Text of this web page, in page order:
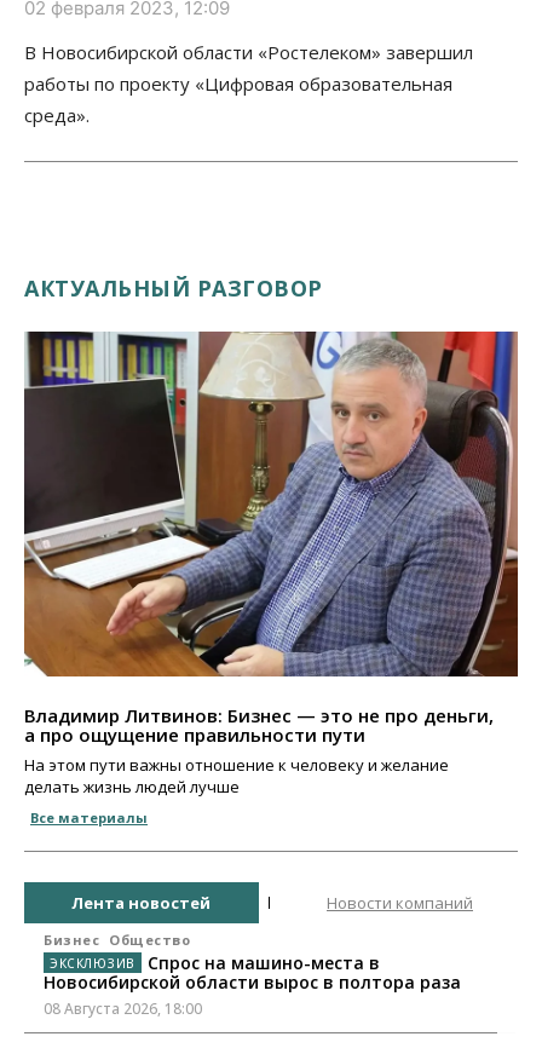
02 февраля 2023, 12:09
В Новосибирской области «Ростелеком» завершил
работы по проекту «Цифровая образовательная
среда».
АКТУАЛЬНЫЙ РАЗГОВОР
Владимир Литвинов: Бизнес — это не про деньги,
а про ощущение правильности пути
На этом пути важны отношение к человеку и желание
делать жизнь людей лучше
Все материалы
Лента новостей Новости компаний
Бизнес Общество
Спрос на машино-места в
Новосибирской области вырос в полтора раза
08 Августа 2026, 18:00